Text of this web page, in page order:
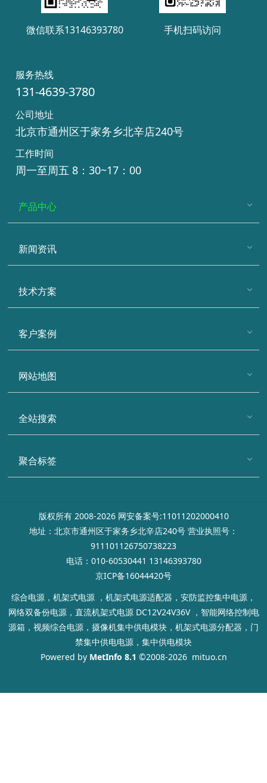
微信联系13146393780 手机扫码访问
服务热线
131-4639-3780
公司地址
北京市通州区于家务乡北辛店240号
工作时间
周一至周五 8：30~17：00
产品中心
新闻资讯
技术方案
客户案例
网站地图
全站搜索
聚合标签
版权所有 2008-2026 网安备案号:11011202000410
地址：北京市通州区于家务乡北辛店240号 营业执照号：
911101126750738223
电话：010-60530441 13146393780
京ICP备16044420号
综合电源，机架式电源 ，机架式电源适配器，安防监控集中电源，
网络双备份电源，直流机架式电源 DC12V24V36V ，智能网络控制电
源箱，视频综合电源，摄像机集中供电模块，机架式电源分配器，门
禁集中供电电源，集中供电模块
Powered by MetInfo 8.1 ©2008-2026 mituo.cn